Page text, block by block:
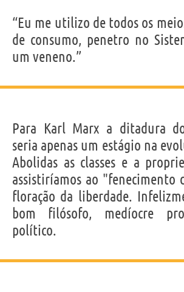
“Eu me utilizo de todos os
de consumo, penetro no
um veneno.”
Para Karl Marx a ditadura
seria apenas um estágio na
Abolidas as classes e a
assistiríamos ao "fenecimento
floração da liberdade.
bom filósofo, medíocre
político.